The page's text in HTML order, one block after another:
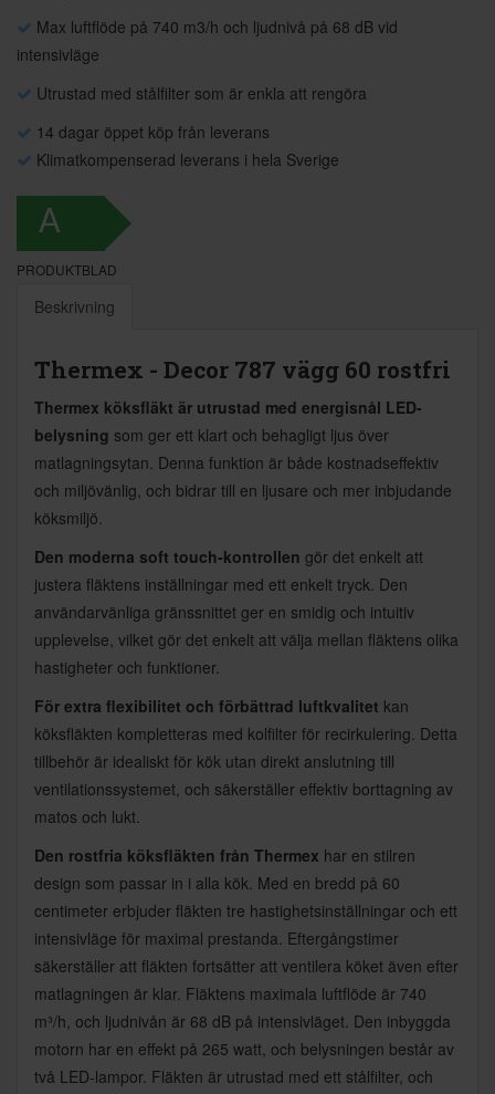
Max luftflöde på 740 m3/h och ljudnivå på 68 dB vid
intensivläge
Utrustad med stålfilter som är enkla att rengöra
14 dagar öppet köp från leverans
Klimatkompenserad leverans i hela Sverige
A
PRODUKTBLAD
Beskrivning
Thermex - Decor 787 vägg 60 rostfri
Thermex köksfläkt är utrustad med energisnål LED-
belysning som ger ett klart och behagligt ljus över
matlagningsytan. Denna funktion är både kostnadseffektiv
och miljövänlig, och bidrar till en ljusare och mer inbjudande
köksmiljö.
Den moderna soft touch-kontrollen gör det enkelt att
justera fläktens inställningar med ett enkelt tryck. Den
användarvänliga gränssnittet ger en smidig och intuitiv
upplevelse, vilket gör det enkelt att välja mellan fläktens olika
hastigheter och funktioner.
För extra flexibilitet och förbättrad luftkvalitet kan
köksfläkten kompletteras med kolfilter för recirkulering. Detta
tillbehör är idealiskt för kök utan direkt anslutning till
ventilationssystemet, och säkerställer effektiv borttagning av
matos och lukt.
Den rostfria köksfläkten från Thermex har en stilren
design som passar in i alla kök. Med en bredd på 60
centimeter erbjuder fläkten tre hastighetsinställningar och ett
intensivläge för maximal prestanda. Eftergångstimer
säkerställer att fläkten fortsätter att ventilera köket även efter
matlagningen är klar. Fläktens maximala luftflöde är 740
m³/h, och ljudnivån är 68 dB på intensivläget. Den inbyggda
motorn har en effekt på 265 watt, och belysningen består av
två LED-lampor. Fläkten är utrustad med ett stålfilter, och